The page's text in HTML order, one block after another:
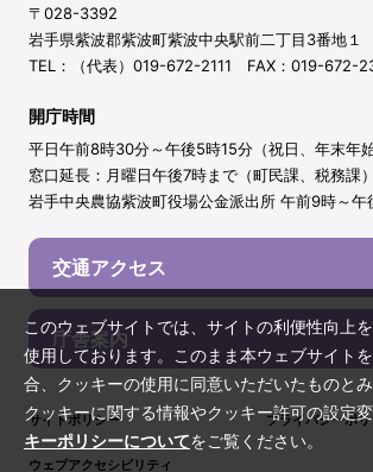
〒028-3392
岩手県紫波郡紫波町紫波中央駅前二丁目3番地１
TEL：（代表）019-672-2111 FAX：019-672-
開庁時間
平日午前8時30分～午後5時15分（祝日、年末年始
窓口延長：月曜日午後7時まで（町民課、税務課）
岩手中央農協紫波町役場公金派出所 午前9時～
交通アクセス
庁舎案内
サイトポリシー プライバシーポ
ウェブアクセシビリティ
このウェブサイトでは、サイトの利便性向上
使用しております。このまま本ウェブサイト
合、クッキーの使用に同意いただいたものとみ
クッキーに関する情報やクッキー許可の設定
キーポリシーについてをご覧ください。